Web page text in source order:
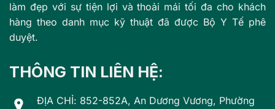
làm đẹp với sự tiện lợi và thoải mái tối đa cho khách
hàng theo danh mục kỹ thuật đã được Bộ Y Tế phê
duyệt.
THÔNG TIN LIÊN HỆ:
ĐỊA CHỈ: 852-852A, An Dương Vương, Phường